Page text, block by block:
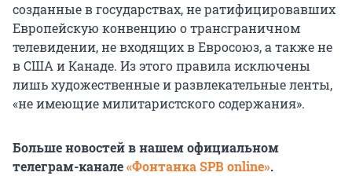
созданные в государствах, не ратифицировавших
Европейскую конвенцию о трансграничном
телевидении, не входящих в Евросоюз, а также не
в США и Канаде. Из этого правила исключены
лишь художественные и развлекательные ленты,
«не имеющие милитаристского содержания».
Больше новостей в нашем официальном
телеграм-канале«Фонтанка SPB online».